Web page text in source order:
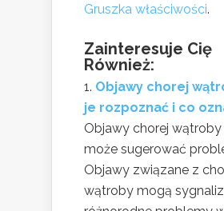
Gruszka właściwości.
Zainteresuje Cię
Również:
Objawy chorej
je rozpoznać i co
Objawy chorej wątroby
może sugerować
Objawy związane z
wątroby mogą